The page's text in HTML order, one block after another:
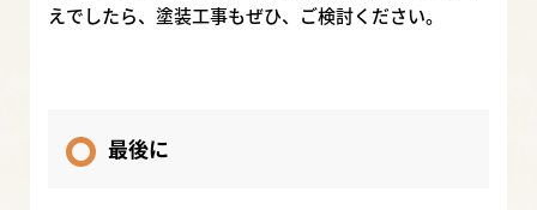
えでしたら、塗装工事もぜひ、ご検討ください。
最後に